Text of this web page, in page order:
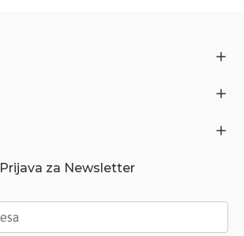
Prijava za Newsletter